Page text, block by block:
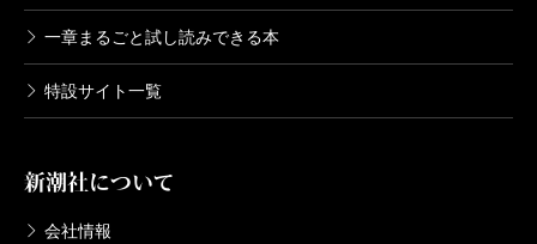
一章まるごと試し読みできる本
特設サイト一覧
新潮社について
会社情報